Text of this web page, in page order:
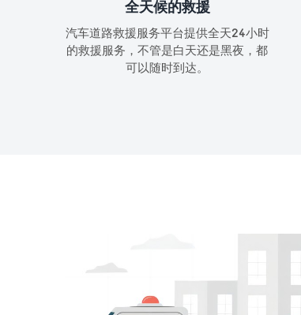
全天候的救援
汽车道路救援服务平台提供全天24小时
的救援服务，不管是白天还是黑夜，都
可以随时到达。